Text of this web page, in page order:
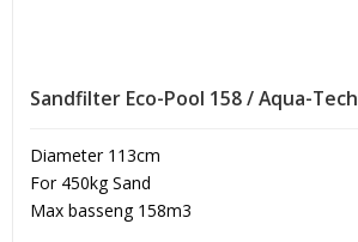
Sandfilter Eco-Pool 158 / Aqua-Tech
Diameter 113cm
For 450kg Sand
Max basseng 158m3